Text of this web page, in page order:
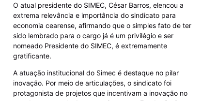
O atual presidente do SIMEC, César Barros, elencou a
extrema relevância e importância do sindicato para
economia cearense, afirmando que o simples fato de ter
sido lembrado para o cargo já é um privilégio e ser
nomeado Presidente do SIMEC, é extremamente
gratificante.
A atuação institucional do Simec é destaque no pilar
inovação. Por meio de articulações, o sindicato foi
protagonista de projetos que incentivam a inovação no